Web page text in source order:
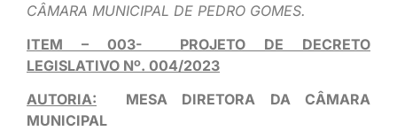
CÂMARA MUNICIPAL DE PEDRO GOMES.
ITEM – 003- PROJETO DE DECRETO
LEGISLATIVO Nº. 004/2023
AUTORIA: MESA DIRETORA DA CÂMARA
MUNICIPAL